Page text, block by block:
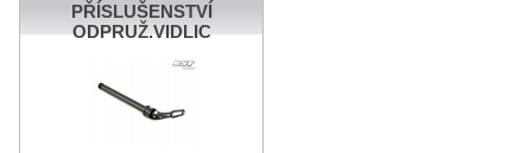
PŘÍSLUŠENSTVÍ
ODPRUŽ.VIDLIC